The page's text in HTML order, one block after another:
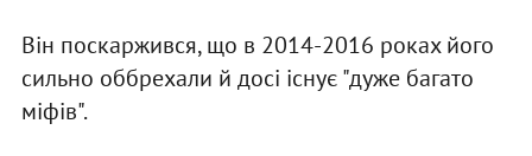
Він поскаржився, що в 2014-2016 роках його
сильно оббрехали й досі існує "дуже багато
міфів".